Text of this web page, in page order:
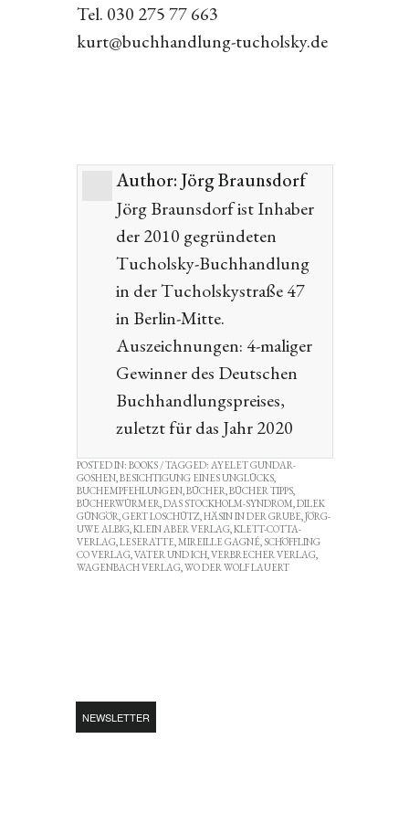
Tel. 030 275 77 663
kurt@buchhandlung-tucholsky.de
Author: Jörg Braunsdorf
Jörg Braunsdorf ist Inhaber
der 2010 gegründeten
Tucholsky-Buchhandlung
in der Tucholskystraße 47
in Berlin-Mitte.
Auszeichnungen: 4-maliger
Gewinner des Deutschen
Buchhandlungspreises,
zuletzt für das Jahr 2020
POSTED IN: BOOKS / TAGGED: AYELET GUNDAR-
GOSHEN, BESICHTIGUNG EINES UNGLÜCKS,
BUCHEMPFEHLUNGEN, BÜCHER BÜCHER TIPPS,
BÜCHERWÜRMER DAS STOCKHOLM-SYNDROM DILEK
GÜNGÖR GERT LOSCHÜTZ, HÄSIN IN DER GRUBE, JÖRG-
UWE ALBIG, KLEIN ABER VERLAG, KLETT-COTTA-
VERLAG, LESERATTE, MIREILLE GAGNÉ, SCHÖFFLING
CO VERLAG, VATER UND ICH, VERBRECHER VERLAG,
WAGENBACH VERLAG, WO DER WOLF LAUERT
NEWSLETTER